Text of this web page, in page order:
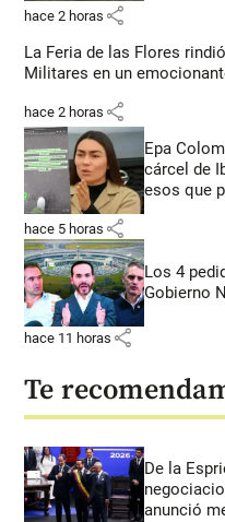
hace 2 horas share
La Feria de las Flores
Militares en un
hace 2 horas share
Epa
cárcel de
esos que
hace 5 horas share
Los 4
Gobierno
hace 11 horas share
Te
De la
anunció